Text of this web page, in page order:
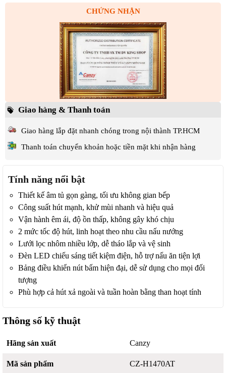
CHỨNG NHẬN
Giao hàng & Thanh toán
Giao hàng lắp đặt nhanh chóng trong nội thành TP.HCM
Thanh toán chuyển khoản hoặc tiền mặt khi nhận hàng
Tính năng nổi bật
Thiết kế âm tủ gọn gàng, tối ưu không gian bếp
Công suất hút mạnh, khử mùi nhanh và hiệu quả
Vận hành êm ái, độ ồn thấp, không gây khó chịu
2 mức tốc độ hút, linh hoạt theo nhu cầu nấu nướng
Lưới lọc nhôm nhiều lớp, dễ tháo lắp và vệ sinh
Đèn LED chiếu sáng tiết kiệm điện, hỗ trợ nấu ăn tiện lợi
Bảng điều khiển nút bấm hiện đại, dễ sử dụng cho mọi đối
tượng
Phù hợp cả hút xả ngoài và tuần hoàn bằng than hoạt tính
Thông số kỹ thuật
Hãng sản xuất Canzy
Mã sản phẩm CZ-H1470AT